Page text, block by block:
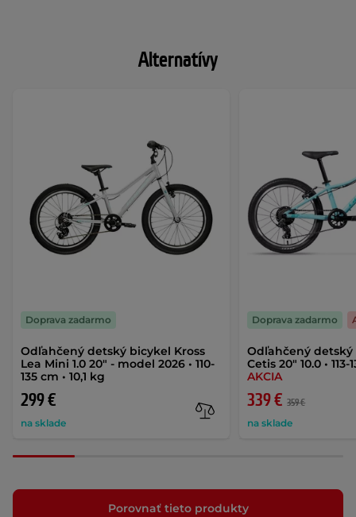
Alternatívy
Odľahčený detský bicykel Kross
Lea Mini 1.0 20" - model 2026 • 110-
135 cm • 10,1 kg
299 €
na sklade
Doprava zadarmo
Odľahčený detský
Cetis 20" 10.0 •
AKCIA
339 € 359 €
na sklade
Doprava zadarmo
Porovnať tieto produkty